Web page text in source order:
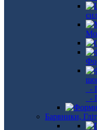
-
-
Барвники,